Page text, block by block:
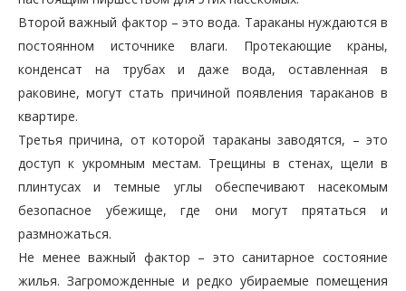
Второй важный фактор – это вода. Тараканы нуждаются в
постоянном источнике влаги. Протекающие краны,
конденсат на трубах и даже вода, оставленная в
раковине, могут стать причиной появления тараканов в
квартире.
Третья причина, от которой тараканы заводятся, – это
доступ к укромным местам. Трещины в стенах, щели в
плинтусах и темные углы обеспечивают насекомым
безопасное убежище, где они могут прятаться и
размножаться.
Не менее важный фактор – это санитарное состояние
жилья. Загроможденные и редко убираемые помещения